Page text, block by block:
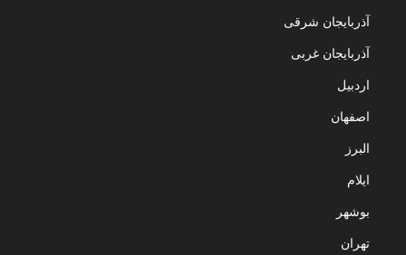
آذربایجان شرقی
آذربایجان غربی
اردبیل
اصفهان
البرز
ایلام
بوشهر
تهران